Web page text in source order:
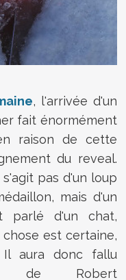
, l'arrivée d'un
fait énormément
raison de cette
du reveal.
pas d'un loup
mais d'un
parlé d'un chat,
chose est certaine,
aura donc fallu
de Robert